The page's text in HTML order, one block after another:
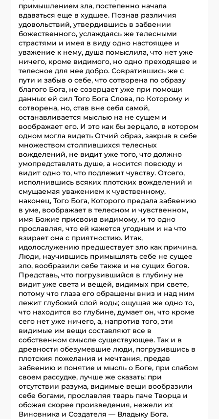
примышлением зла, постепенно начала
вдаваться еще в худшее. Познав различия
удовольствий, утвердившись в забвении
божественного, услаждаясь же телесными
страстями и имея в виду одно настоящее и
уважение к нему, душа помыслила, что нет уже
ничего, кроме видимого, но одно преходящее и
телесное для нее добро. Совратившись же с
пути и забыв о себе, что сотворена по образу
благого Бога, не созерцает уже при помощи
данных ей сил Того Бога Слова, по Которому и
сотворена, но, став вне себя самой,
останавливается мыслью на не сущем и
воображает его. И это как бы зерцало, в котором
одном могла видеть Отчий образ, закрыв в себе
множеством столпившихся телесных
вожделений, не видит уже того, что должно
умопредставлять душе, а носится повсюду и
видит одно то, что подлежит чувству. Отсего,
исполнившись всяких плотских вожделений и
смущаемая уважением к чувственному,
наконец, Того Бога, Которого предала забвению
в уме, воображает в телесном и чувственном,
имя Божие присвоив видимому, и то одно
прославляя, что ей кажется угодным и на что
взирает она с приятностию. Итак,
идолослужению предшествует зло как причина.
Люди, научившись примышлять себе не сущее
зло, вообразили себе также и не сущих богов.
Представь, что погрузившийся в глубину не
видит уже света и вещей, видимых при свете,
потому что глаза его обращены вниз и над ним
лежит глубокий слой воды; ощущая же одно то,
что находится во глубине, думает он, что кроме
сего нет уже ничего, а, напротив того, эти
видимые им вещи составляют все в
собственном смысле существующее. Так и в
древности обезумевшие люди, погрузившись в
плотския пожелания и мечтания, предав
забвению и понятие и мысль о Боге, при слабом
своем рассудке, лучше же сказать: при
отсутствии разума, видимые вещи вообразили
себе богами, прославляя тварь паче Творца и
обожая скорее произведения, нежели их
Виновника и Создателя — Владыку Бога.